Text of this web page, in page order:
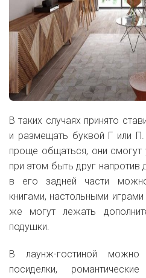
В таких случаях принято
и размещать буквой Г или
проще общаться, они
при этом быть друг напротив
в его задней части
книгами, настольными
же могут лежать
подушки.
В лаунж-гостиной можно
посиделки,